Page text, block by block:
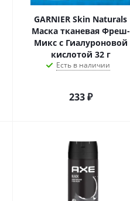
GARNIER Skin Naturals
Маска тканевая Фреш-
Микс с Гиалуроновой
кислотой 32 г
Есть в наличии
233₽